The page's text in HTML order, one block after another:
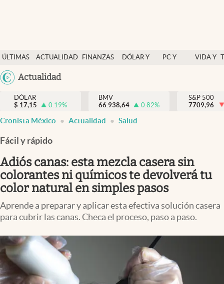
ÚLTIMAS
NOTICIAS
ACTUALIDAD
FINANZAS
DÓLAR Y
PC Y
VIDA Y
México
Actualidad
Actualidad
Finanzas y economía
Dólar y mercados
Pc y celular
Vida y estilo
Tv
Espiritualidad
Mediakit
DÓLAR
$ 17,15 0.19%
BMV
66.938,64
0.82%
S&P 500
7709,96
Cronista México Actualidad Salud
Fácil y rápido
Adiós canas: esta mezcla casera sin
colorantes ni químicos te devolverá tu
color natural en simples pasos
Aprende a preparar y aplicar esta efectiva solución casera
para cubrir las canas. Checa el proceso, paso a paso.